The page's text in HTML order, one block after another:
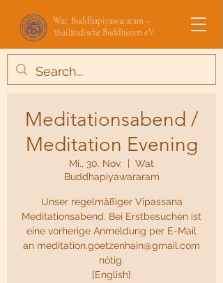
Wat Buddhapiyawararam –
Thailändische Buddhisten e.V.
Meditationsabend /
Meditation Evening
Mi., 30. Nov.
  |
Wat
Buddhapiyawararam
Unser regelmäßiger Vipassana
Meditationsabend. Bei Erstbesuchen ist
eine vorherige Anmeldung per E-Mail
an meditation.goetzenhain@gmail.com
nötig.
[English]